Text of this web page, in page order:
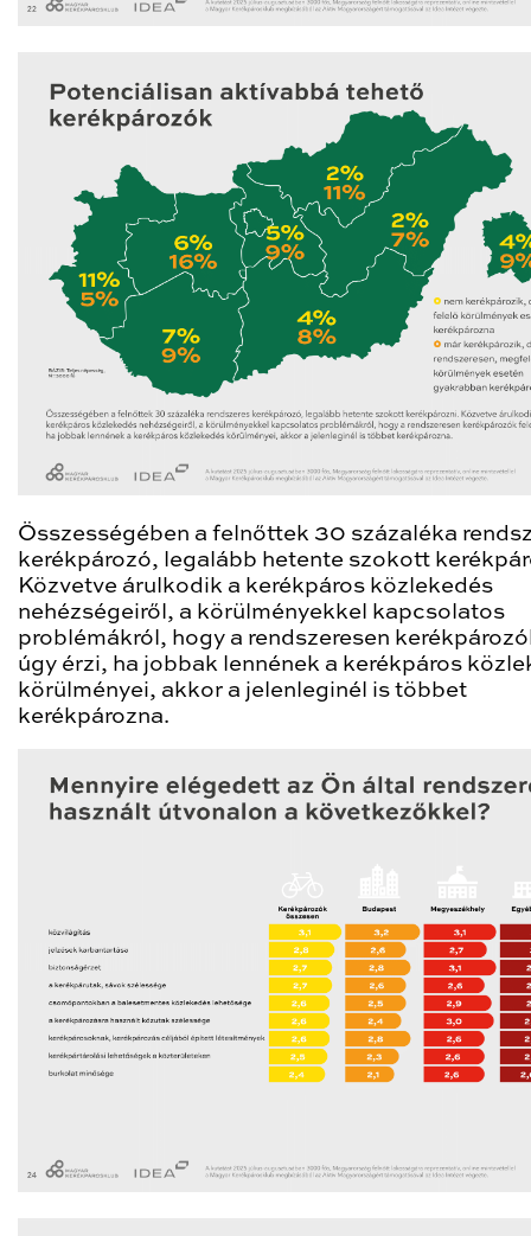
Összességében a felnőttek 30 százaléka
kerékpározó, legalább hetente szokott
Közvetve árulkodik a kerékpáros közlekedés
nehézségeiről, a körülményekkel kapcsolatos
problémákról, hogy a rendszeresen
úgy érzi, ha jobbak lennének a kerékpáros
körülményei, akkor a jelenleginél is többet
kerékpározna.